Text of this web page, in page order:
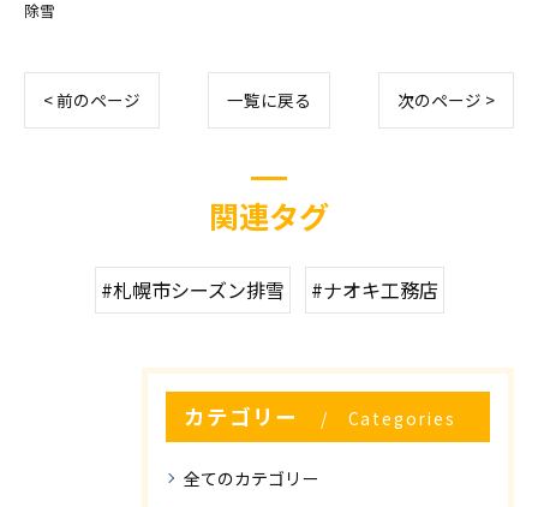
除雪
< 前のページ 一覧に戻る 次のページ >
関連タグ
#札幌市シーズン排雪 #ナオキ工務店
カテゴリー Categories
全てのカテゴリー